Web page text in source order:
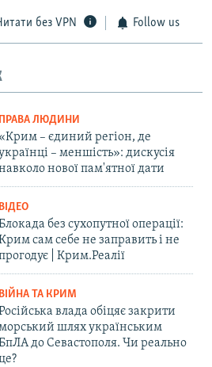
без VPN Follow us
ПРАВА ЛЮДИНИ
«Крим – єдиний регіон, де
– меншість»: дискусія
нової пам'ятної дати
ВІДЕО
без сухопутної операції:
сам себе не заправить і не
| Крим.Реалії
ВІЙНА ТА КРИМ
влада обіцяє закрити
шлях українським
до Севастополя. Чи реально